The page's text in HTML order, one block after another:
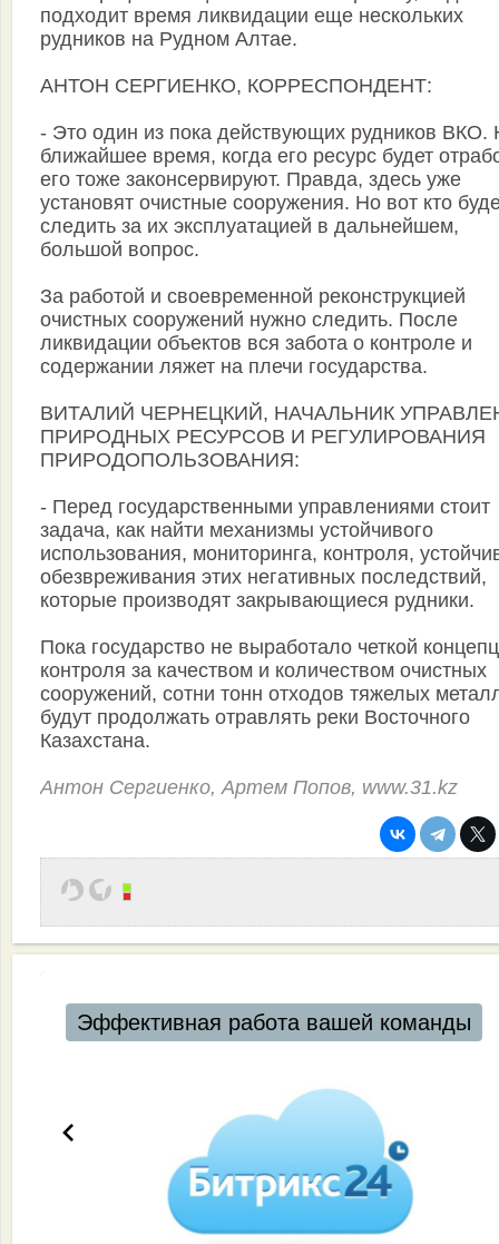
подходит время ликвидации еще нескольких
рудников на Рудном Алтае.
АНТОН СЕРГИЕНКО, КОРРЕСПОНДЕНТ:
- Это один из пока действующих рудников ВКО.
ближайшее время, когда его ресурс будет
его тоже законсервируют. Правда, здесь уже
установят очистные сооружения. Но вот кто
следить за их эксплуатацией в дальнейшем,
большой вопрос.
За работой и своевременной реконструкцией
очистных сооружений нужно следить. После
ликвидации объектов вся забота о контроле и
содержании ляжет на плечи государства.
ВИТАЛИЙ ЧЕРНЕЦКИЙ, НАЧАЛЬНИК
ПРИРОДНЫХ РЕСУРСОВ И РЕГУЛИРОВАНИЯ
ПРИРОДОПОЛЬЗОВАНИЯ:
- Перед государственными управлениями стоит
задача, как найти механизмы устойчивого
использования, мониторинга, контроля,
обезвреживания этих негативных последствий,
которые производят закрывающиеся рудники.
Пока государство не выработало четкой
контроля за качеством и количеством очистных
сооружений, сотни тонн отходов тяжелых
будут продолжать отравлять реки Восточного
Казахстана.
Антон Сергиенко, Артем Попов, www.31.kz
Эффективная работа вашей команды